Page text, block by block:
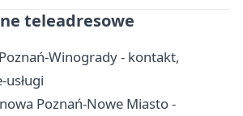
teleadresowe
Winogrady - kontakt,
usługi
Poznań-Nowe Miasto -